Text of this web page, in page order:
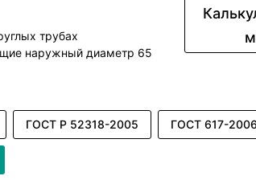
трубах
наружный диаметр 65
ГОСТ Р 52318-2005 ГОСТ 617-